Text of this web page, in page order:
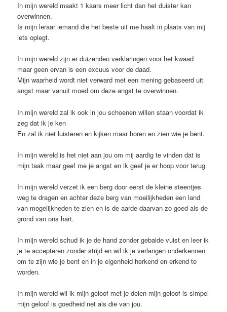
In mijn wereld maakt 1 kaars meer licht dan het duister kan
overwinnen.
Is mijn leraar iemand die het beste uit me haalt in plaats van mij
iets oplegt.
In mijn wereld zijn er duizenden verklaringen voor het kwaad
maar geen ervan is een excuus voor de daad.
Mijn waarheid wordt niet verward met een mening gebaseerd uit
angst maar vanuit moed om deze angst te overwinnen.
In mijn wereld zal ik ook in jou schoenen willen staan voordat ik
zeg dat ik je ken
En zal ik niet luisteren en kijken maar horen en zien wie je bent.
In mijn wereld is het niet aan jou om mij aardig te vinden dat is
mijn taak maar geef me je angst en ik geef je er hoop voor terug
In mijn wereld verzet ik een berg door eerst de kleine steentjes
weg te dragen en achter deze berg van moeilijkheden een land
van mogelijkheden te zien en is de aarde daarvan zo goed als de
grond van ons hart.
In mijn wereld schud ik je de hand zonder gebalde vuist en leer ik
je te accepteren zonder strijd en wil ik je verlangen onderkennen
om te zijn wie je bent en in je eigenheid herkend en erkend te
worden.
In mijn wereld wil ik mijn geloof met je delen mijn geloof is simpel
mijn geloof is goedheid net als die van jou.